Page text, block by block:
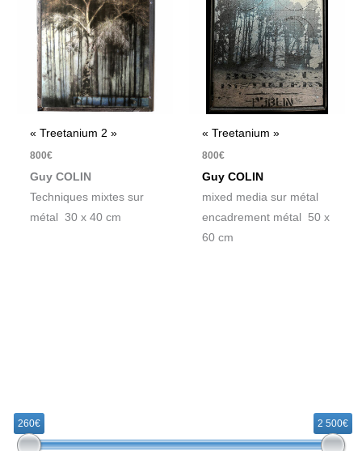
« Treetanium 2 »
800€
Guy COLIN
Techniques mixtes sur
métal 30 x 40 cm
« Treetanium »
800€
Guy COLIN
mixed media sur métal
encadrement métal 50 x
60 cm
260€ 2 500€